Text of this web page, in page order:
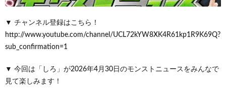
▼ チャンネル登録はこちら！
http://www.youtube.com/channel/UCL72kYW8XK4R61kp1R9K69Q?
sub_confirmation=1
▼ 今回は「しろ」が2026年4月30日のモンストニュースをみんなで
見て楽しみます！